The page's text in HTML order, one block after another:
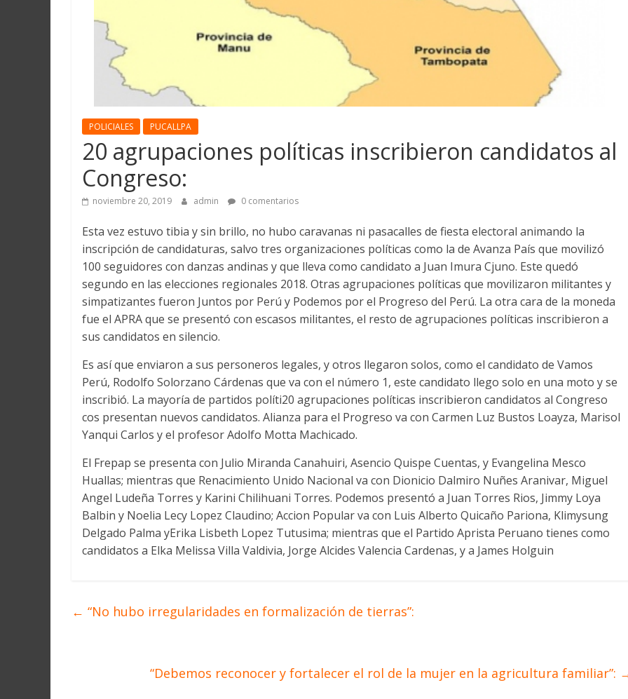
Loreto
POLICIALES PUCALLPA
20 agrupaciones políticas inscribieron candidatos al
Congreso:
noviembre 20, 2019 admin 0 comentarios
Esta vez estuvo tibia y sin brillo, no hubo caravanas ni pasacalles de fiesta electoral animando la
inscripción de candidaturas, salvo tres organizaciones políticas como la de Avanza País que movilizó
100 seguidores con danzas andinas y que lleva como candidato a Juan Imura Cjuno. Este quedó
segundo en las elecciones regionales 2018. Otras agrupaciones políticas que movilizaron militantes y
simpatizantes fueron Juntos por Perú y Podemos por el Progreso del Perú. La otra cara de la moneda
fue el APRA que se presentó con escasos militantes, el resto de agrupaciones políticas inscribieron a
sus candidatos en silencio.
Es así que enviaron a sus personeros legales, y otros llegaron solos, como el candidato de Vamos
Perú, Rodolfo Solorzano Cárdenas que va con el número 1, este candidato llego solo en una moto y se
inscribió. La mayoría de partidos políti20 agrupaciones políticas inscribieron candidatos al Congreso
cos presentan nuevos candidatos. Alianza para el Progreso va con Carmen Luz Bustos Loayza, Marisol
Yanqui Carlos y el profesor Adolfo Motta Machicado.
El Frepap se presenta con Julio Miranda Canahuiri, Asencio Quispe Cuentas, y Evangelina Mesco
Huallas; mientras que Renacimiento Unido Nacional va con Dionicio Dalmiro Nuñes Aranivar, Miguel
Angel Ludeña Torres y Karini Chilihuani Torres. Podemos presentó a Juan Torres Rios, Jimmy Loya
Balbin y Noelia Lecy Lopez Claudino; Accion Popular va con Luis Alberto Quicaño Pariona, Klimysung
Delgado Palma yErika Lisbeth Lopez Tutusima; mientras que el Partido Aprista Peruano tienes como
candidatos a Elka Melissa Villa Valdivia, Jorge Alcides Valencia Cardenas, y a James Holguin
← “No hubo irregularidades en formalización de tierras”:
“Debemos reconocer y fortalecer el rol de la mujer en la agricultura familiar”: